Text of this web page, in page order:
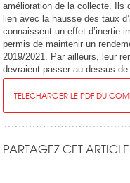
amélioration de la collecte. Ils
lien avec la hausse des taux
connaissent un effet d’inertie
permis de maintenir un
2019/2021. Par ailleurs, leur
devraient passer au-dessus
TÉLÉCHARGER LE PDF DU
PARTAGEZ CET ARTICLE